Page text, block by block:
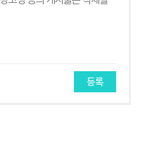
등록